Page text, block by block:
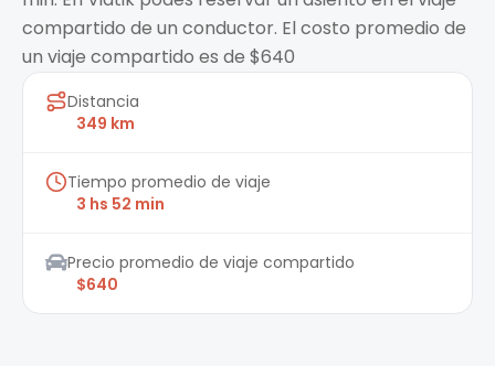
compartido de un conductor. El costo promedio de
un viaje compartido es de $640
Distancia
349 km
Tiempo promedio de viaje
3 hs 52 min
Precio promedio de viaje compartido
$640